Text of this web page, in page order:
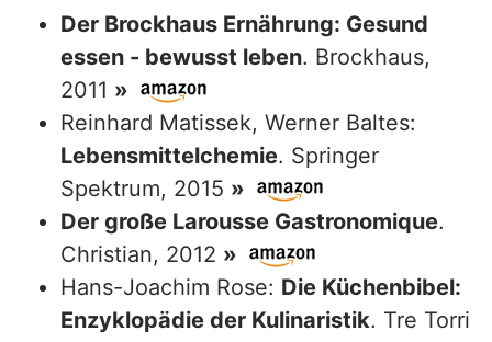
Der Brockhaus Ernährung: Gesund
essen - bewusst leben. Brockhaus,
2011 »
Reinhard Matissek, Werner Baltes:
Lebensmittelchemie. Springer
Spektrum, 2015 »
Der große Larousse Gastronomique.
Christian, 2012 »
Hans-Joachim Rose: Die Küchenbibel:
Enzyklopädie der Kulinaristik. Tre Torri